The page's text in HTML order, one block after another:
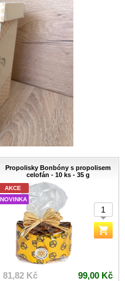
Propolisky Bonbóny s propolisem
celofán - 10 ks - 35 g
AKCE
NOVINKA
81,82 Kč 99,00 Kč